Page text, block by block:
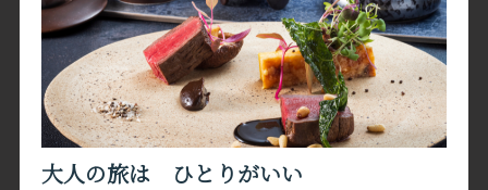
大人の旅は ひとりがいい